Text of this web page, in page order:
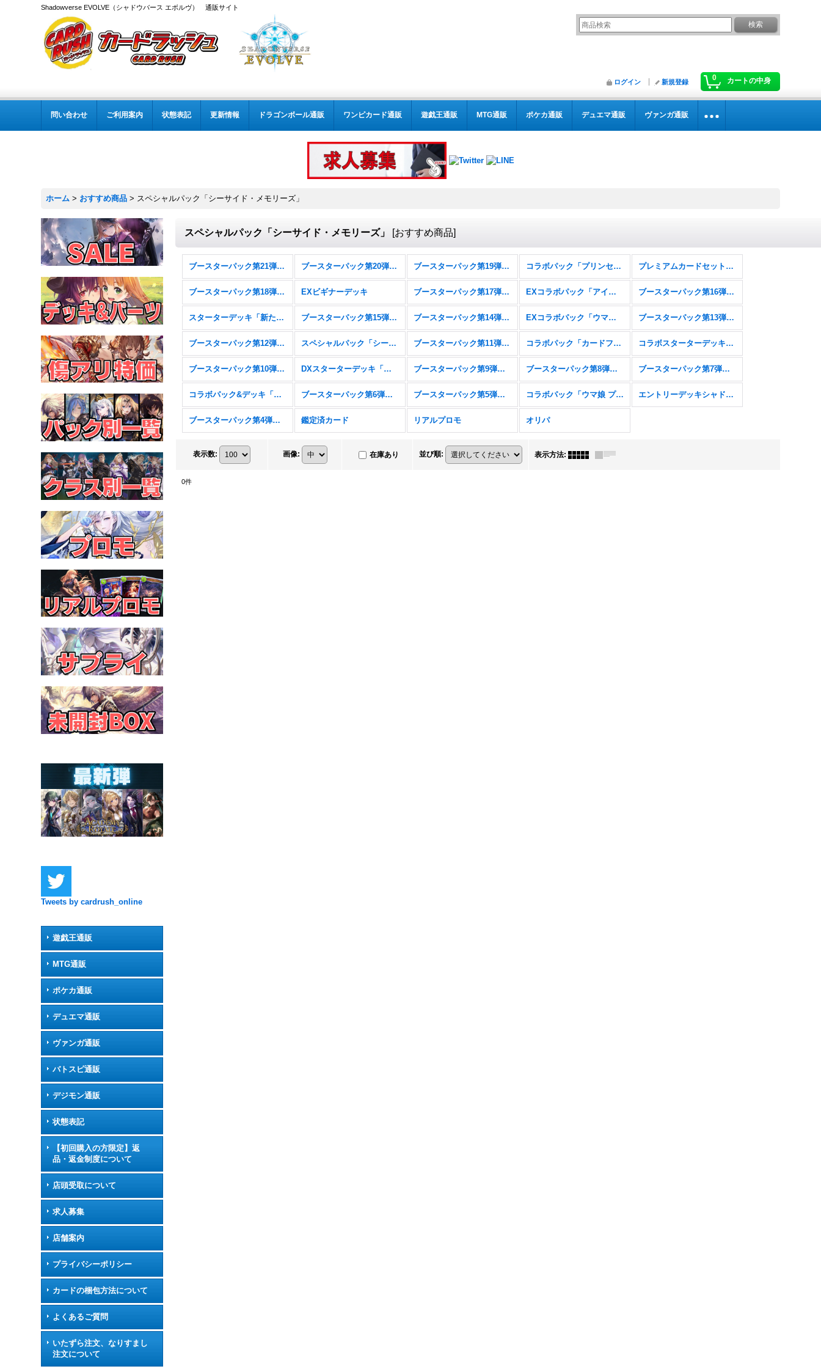
Shadowverse EVOLVE（シャドウバース エボルヴ） 通販サイト
0 カートの中身
ログイン 新規登録
問い合わせ ご利用案内 状態表記 更新情報 ドラゴンボール通販 ワンピカード通販 遊戯王通販 MTG通販 ポケカ通販 デュエマ通販 ヴァンガ通販
ホーム > おすすめ商品 > スペシャルパック「シーサイド・メモリーズ」
Tweets by cardrush_online
遊戯王通販
MTG通販
ポケカ通販
デュエマ通販
ヴァンガ通販
バトスピ通販
デジモン通販
状態表記
【初回購入の方限定】返
品・返金制度について
店頭受取について
求人募集
店舗案内
プライバシーポリシー
カードの梱包方法について
よくあるご質問
いたずら注文、なりすまし
注文について
スペシャルパック「シーサイド・メモリーズ」 [おすすめ商品]
ブースターパック第21弾「Academy Royale/アカデミー・ロワイヤル」 ブースターパック第20弾「絶傑を継ぐ者」 ブースターパック第19弾「天魔八虐」 コラボパック「プリンセスコネクト！Re:Dive」 プレミアムカードセット「プリンセスコネクト！Re:Dive」
ブースターパック第18弾「新約都市・透京」 EXビギナーデッキ ブースターパック第17弾「ConvergentDestinies/コンヴァージェント・ディスティニー」 EXコラボパック「アイドルマスター シンデレラガールズ」 ブースターパック第16弾「新たなる創世」
スターターデッキ「新たなる戦場」「燃え尽きぬ炎」 ブースターパック第15弾「絶傑の試練」 ブースターパック第14弾「夢幻の饗宴」 EXコラボパック「ウマ娘 プリティーダービー」 ブースターパック第13弾「暗黒降誕」
ブースターパック第12弾「黒鉄の侵略者」 スペシャルパック「シーサイド・メモリーズ」 ブースターパック第11弾「宿命の弾丸」 コラボパック「カードファイト!! ヴァンガード」 コラボスターターデッキ「聖域の騎士団」「黙示録の炎」
ブースターパック第10弾「Gods of the Arcana」 DXスターターデッキ「学院に咲く双華」「武なる雷鳴」 ブースターパック第9弾「光影の二重奏」 ブースターパック第8弾「次元混沌」 ブースターパック第7弾「森羅鋼鉄」
コラボパック&デッキ「アイドルマスター シンデレラガールズ」 ブースターパック第6弾「絶対なる覇者」 ブースターパック第5弾「永劫なる絶傑」 コラボパック「ウマ娘 プリティーダービー」 エントリーデッキシャドウバースＦ
ブースターパック第4弾「天星神話」 鑑定済カード リアルプロモ オリパ
表示数: 画像: 在庫あり 並び順: 表示方法:
0件